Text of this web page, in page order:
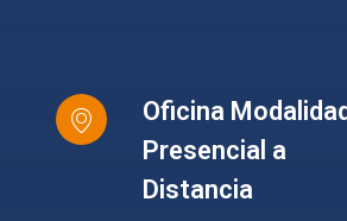
Oficina Modalidad
Presencial a
Distancia